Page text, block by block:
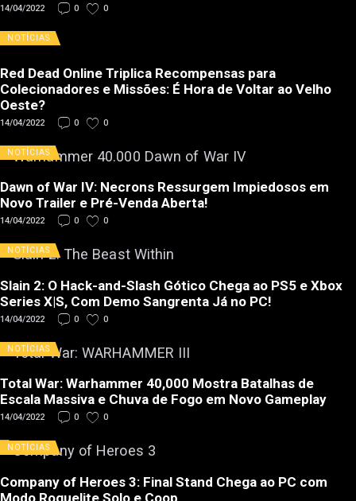
14/04/2022 0 0
NOTÍCIAS
Red Dead Online Triplica Recompensas para
Colecionadores e Missões: É Hora de Voltar ao Velho
Oeste?
14/04/2022 0 0
NOTÍCIAS
Dawn of War IV: Necrons Ressurgem Impiedosos em
Novo Trailer e Pré-Venda Aberta!
14/04/2022 0 0
NOTÍCIAS
Slain 2: O Hack-and-Slash Gótico Chega ao PS5 e Xbox
Series X|S, Com Demo Sangrenta Já no PC!
14/04/2022 0 0
NOTÍCIAS
Total War: Warhammer 40,000 Mostra Batalhas de
Escala Massiva e Chuva de Fogo em Novo Gameplay
14/04/2022 0 0
NOTÍCIAS
Company of Heroes 3: Final Stand Chega ao PC com